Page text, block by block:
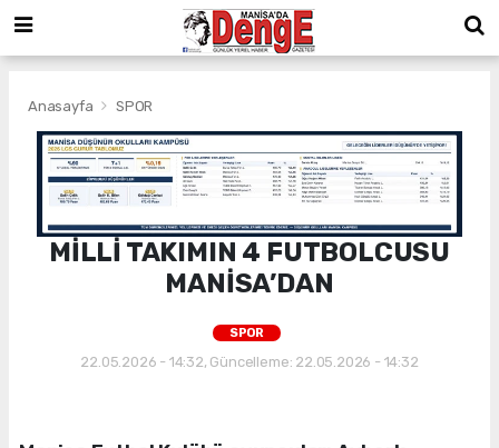
Anasayfa SPOR
MİLLİ TAKIMIN 4 FUTBOLCUSU
MANİSA’DAN
SPOR
22.05.2026 - 14:32, Güncelleme: 22.05.2026 - 14:32